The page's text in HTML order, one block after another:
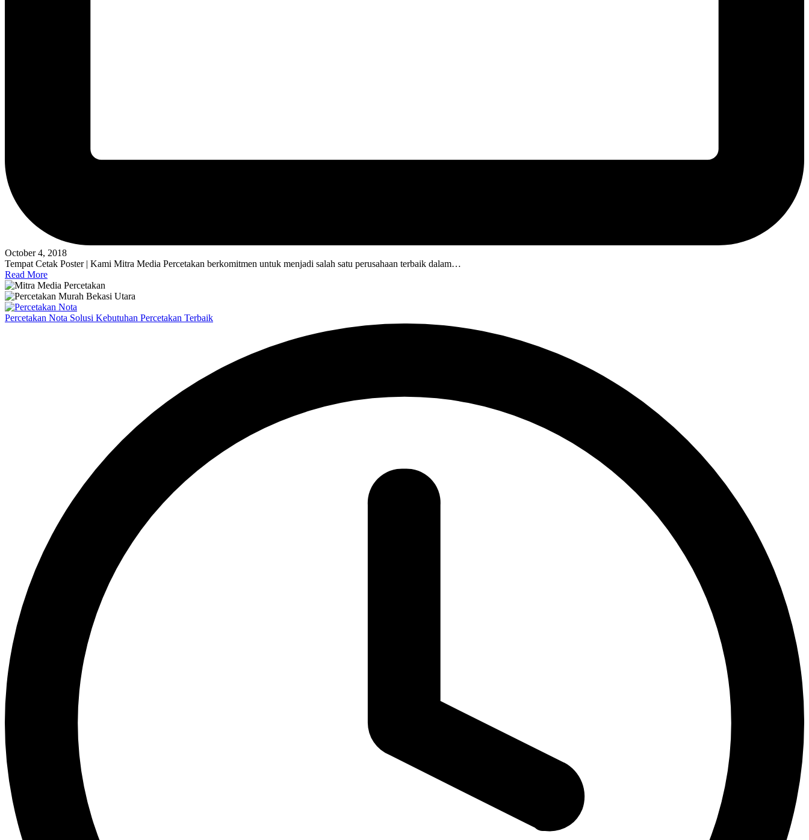
October 4, 2018
Tempat Cetak Poster | Kami Mitra Media Percetakan berkomitmen untuk menjadi salah satu perusahaan terbaik dalam…
Read More
Percetakan Nota Solusi Kebutuhan Percetakan Terbaik